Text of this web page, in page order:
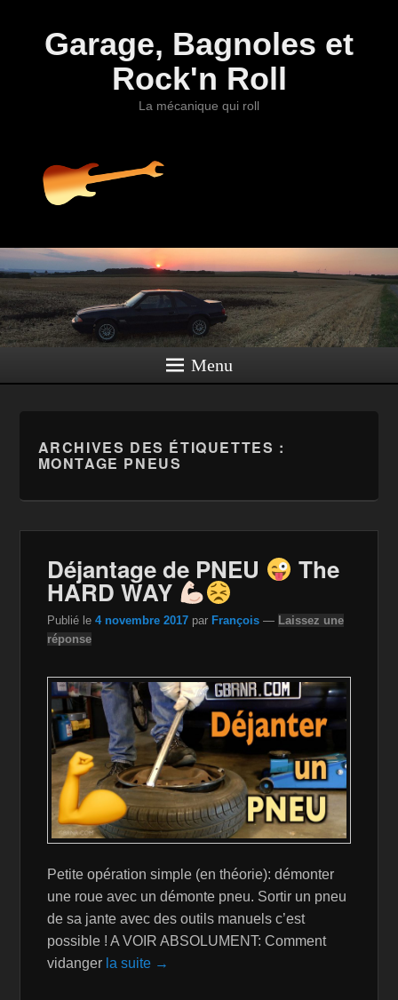
Garage, Bagnoles et
Rock'n Roll
La mécanique qui roll
Menu
ARCHIVES DES ÉTIQUETTES :
MONTAGE PNEUS
Déjantage de PNEU The
HARD WAY
Publié le4 novembre 2017 par François — Laissez une
réponse
Petite opération simple (en théorie): démonter
une roue avec un démonte pneu. Sortir un pneu
de sa jante avec des outils manuels c’est
possible ! A VOIR ABSOLUMENT: Comment
vidanger la suite →